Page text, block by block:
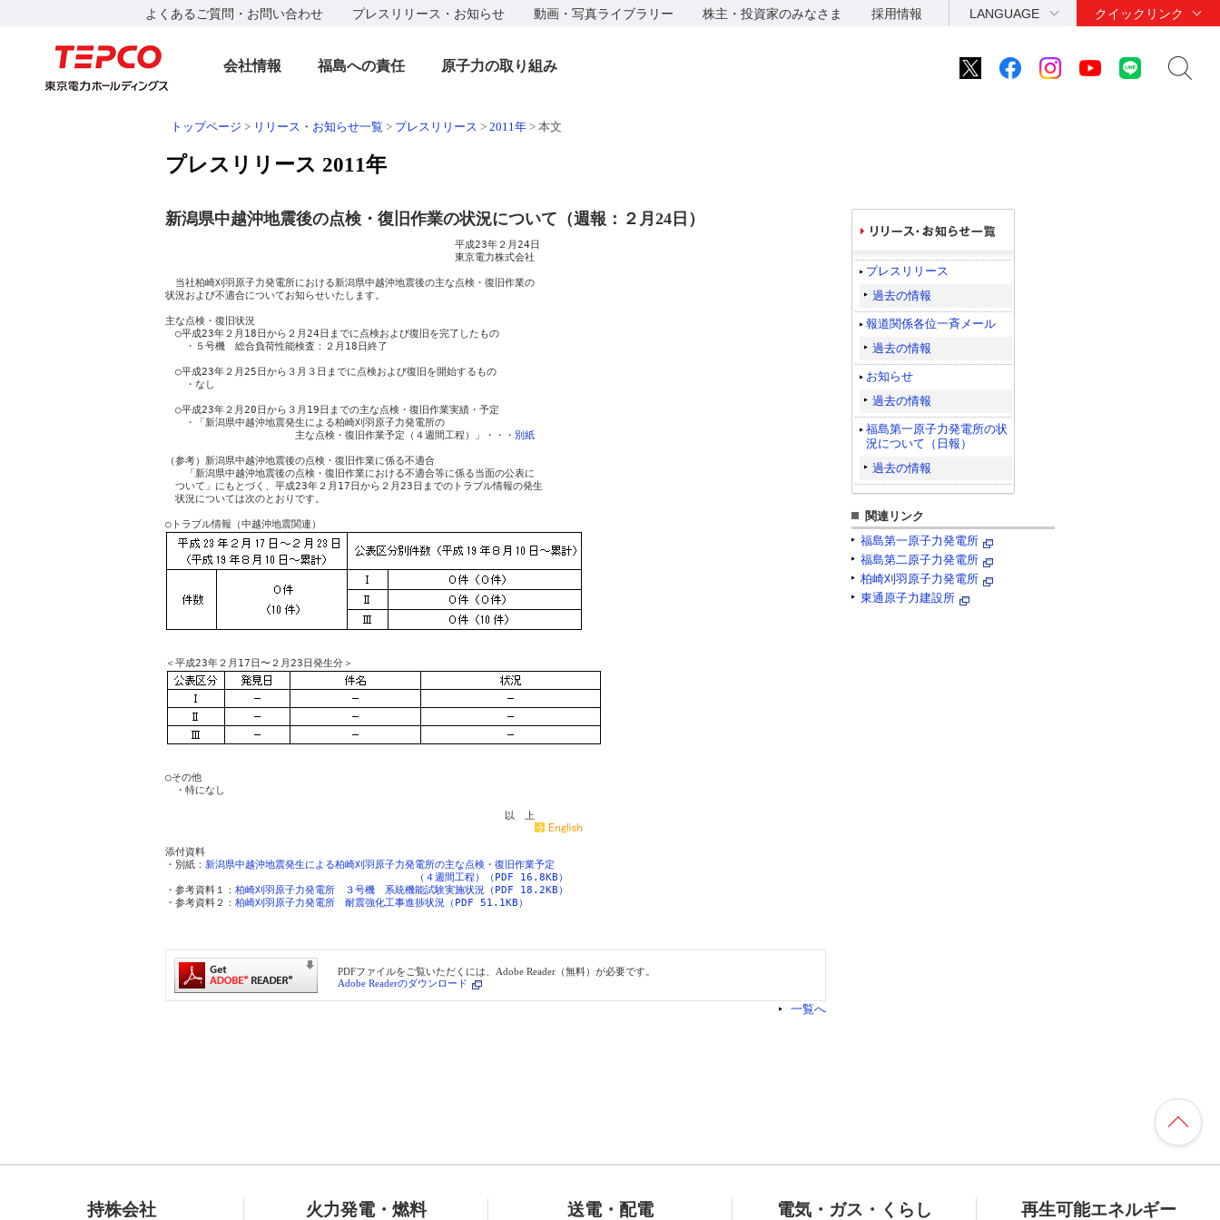
よくあるご質問・お問い合わせ プレスリリース・お知らせ 動画・写真ライブラリー 株主・投資家のみなさま 採用情報 LANGUAGE クイックリンク
会社情報 福島への責任 原子力の取り組み
トップページ > リリース・お知らせ一覧 > プレスリリース > 2011年 > 本文
プレスリリース 2011年
新潟県中越沖地震後の点検・復旧作業の状況について（週報：２月24日）
平成23年２月24日
東京電力株式会社
当社柏崎刈羽原子力発電所における新潟県中越沖地震後の主な点検・復旧作業の
状況および不適合についてお知らせいたします。
主な点検・復旧状況
○平成23年２月18日から２月24日までに点検および復旧を完了したもの
・５号機　総合負荷性能検査：２月18日終了
○平成23年２月25日から３月３日までに点検および復旧を開始するもの
・なし
○平成23年２月20日から３月19日までの主な点検・復旧作業実績・予定
・「新潟県中越沖地震発生による柏崎刈羽原子力発電所の
主な点検・復旧作業予定（４週間工程）」・・・ 別紙
（参考）新潟県中越沖地震後の点検・復旧作業に係る不適合
「新潟県中越沖地震後の点検・復旧作業における不適合等に係る当面の公表に
ついて」にもとづく、平成23年２月17日から２月23日までのトラブル情報の発生
状況については次のとおりです。
○その他
・特になし
添付資料
・別紙： 新潟県中越沖地震発生による柏崎刈羽原子力発電所の主な点検・復旧作業予定
（４週間工程）（PDF 16.8KB）
・参考資料１： 柏崎刈羽原子力発電所　３号機　系統機能試験実施状況（PDF 18.2KB）
・参考資料２： 柏崎刈羽原子力発電所　耐震強化工事進捗状況（PDF 51.1KB）
PDFファイルをご覧いただくには、Adobe Reader（無料）が必要です。
Adobe Readerのダウンロード
一覧へ
プレスリリース
過去の情報
報道関係各位一斉メール
過去の情報
お知らせ
過去の情報
福島第一原子力発電所の状
況について（日報）
過去の情報
関連リンク
福島第一原子力発電所
福島第二原子力発電所
柏崎刈羽原子力発電所
東通原子力建設所
持株会社 火力発電・燃料 送電・配電 電気・ガス・くらし 再生可能エネルギー